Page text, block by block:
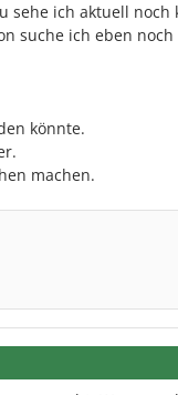
sehe ich aktuell
suche ich eben
könnte.
machen.